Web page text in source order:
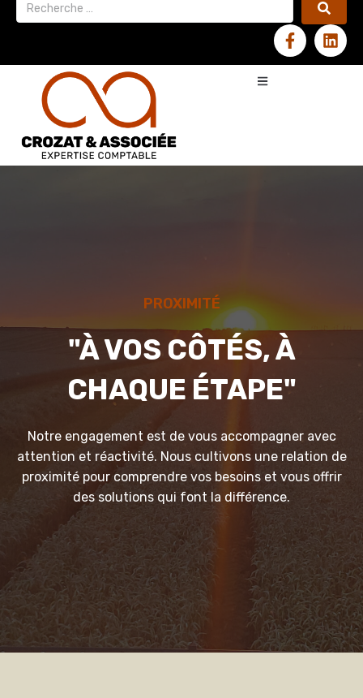
PROXIMITÉ
"À VOS CÔTÉS, À
CHAQUE ÉTAPE"
Notre engagement est de vous accompagner avec
attention et réactivité. Nous cultivons une relation de
proximité pour comprendre vos besoins et vous offrir
des solutions qui font la différence.